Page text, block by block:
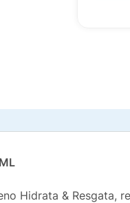
Hidrata & Resgata,